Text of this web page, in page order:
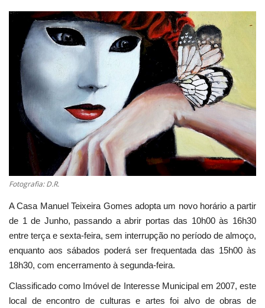
Educação
Estatuto Editorial
Saúde
Ficha técnica
Cultura
Lazer
Ambiente
Fotografia: D.R.
A Casa Manuel Teixeira Gomes adopta um novo horário a partir
de 1 de Junho, passando a abrir portas das 10h00 às 16h30
entre terça e sexta-feira, sem interrupção no período de almoço,
enquanto aos sábados poderá ser frequentada das 15h00 às
18h30, com encerramento à segunda-feira.
Classificado como Imóvel de Interesse Municipal em 2007, este
local de encontro de culturas e artes foi alvo de obras de